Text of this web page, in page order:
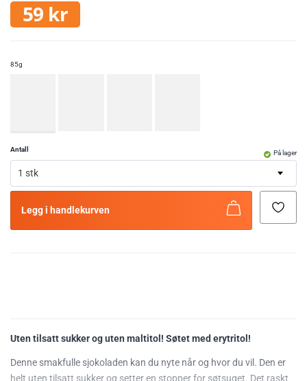
59 kr
85g
På lager
Antall
1 stk
Legg i handlekurven
Uten tilsatt sukker og uten maltitol! Søtet med erytritol!
Denne smakfulle sjokoladen kan du nyte når og hvor du vil. Den er